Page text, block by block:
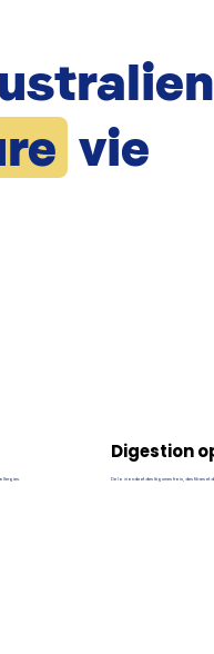
vie
Digestion
De la viande et des légumes frais, des fibres